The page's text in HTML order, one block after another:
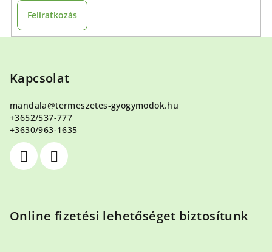
Feliratkozás
Kapcsolat
mandala@termeszetes-gyogymodok.hu
+3652/537-777
+3630/963-1635
Online fizetési lehetőséget biztosítunk